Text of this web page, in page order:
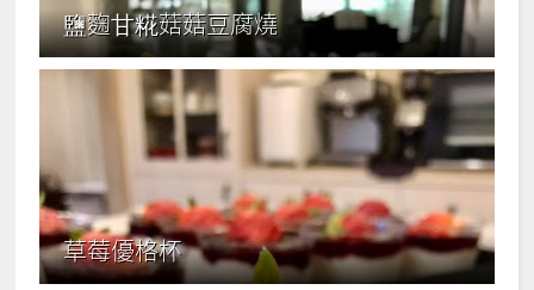
鹽麴甘糀菇菇豆腐燒
草莓優格杯